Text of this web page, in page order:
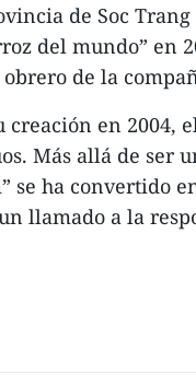
de Soc
del mundo” en
de la
creación en 2004,
Más allá de ser
se ha convertido
llamado a la